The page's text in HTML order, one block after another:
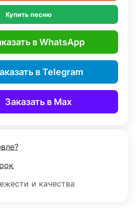
Купить песню
в WhatsApp
в Telegram
Заказать в Max
и качества